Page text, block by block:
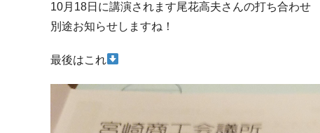
10月18日に講演されます尾花高夫さんの打ち合わせ
別途お知らせしますね！
最後はこれ